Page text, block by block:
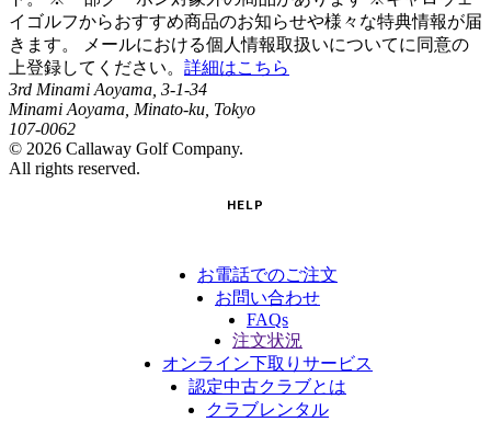
イゴルフからおすすめ商品のお知らせや様々な特典情報が届
きます。 メールにおける個人情報取扱いについてに同意の
上登録してください。 詳細はこちら
3rd Minami Aoyama, 3-1-34
Minami Aoyama, Minato-ku, Tokyo
107-0062
© 2026 Callaway Golf Company.
All rights reserved.
HELP
お電話でのご注文
お問い合わせ
FAQs
注文状況
オンライン下取りサービス
認定中古クラブとは
クラブレンタル